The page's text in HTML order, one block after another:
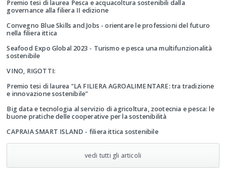
Premio tesi di laurea Pesca e acquacoltura sostenibili dalla
governance alla filiera II edizione
Convegno Blue Skills and Jobs - orientare le professioni del futuro
nella filiera ittica
Seafood Expo Global 2023 - Turismo e pesca una multifunzionalità
sostenibile
VINO, RIGOTTI:
Premio tesi di laurea "LA FILIERA AGROALIMENTARE: tra tradizione
e innovazione sostenibile"
Big data e tecnologia al servizio di agricoltura, zootecnia e pesca: le
buone pratiche delle cooperative per la sostenibilità
CAPRAIA SMART ISLAND - filiera ittica sostenibile
vedi tutti gli articoli